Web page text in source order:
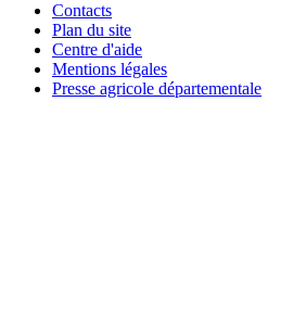
Contacts
Plan du site
Centre d'aide
Mentions légales
Presse agricole départementale